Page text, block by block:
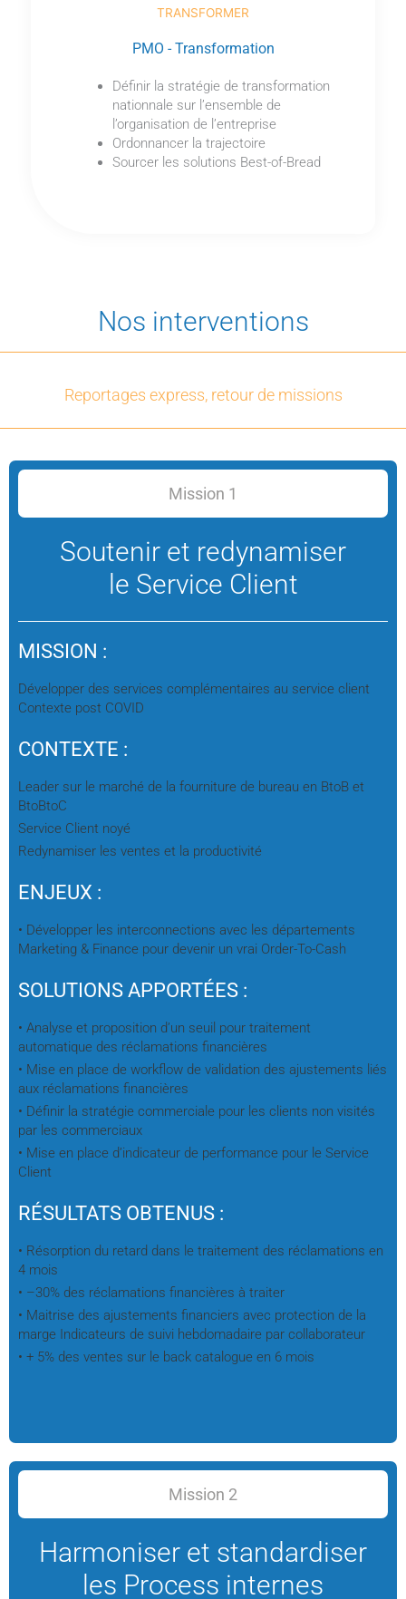
TRANSFORMER
PMO - Transformation
Définir la stratégie de transformation
nationnale sur l’ensemble de
l’organisation de l’entreprise
Ordonnancer la trajectoire
Sourcer les solutions Best-of-Bread
Nos interventions
Reportages express, retour de missions
Mission 1
Soutenir et redynamiser
le Service Client
MISSION :
Développer des services complémentaires au service client
Contexte post COVID
CONTEXTE :
Leader sur le marché de la fourniture de bureau en BtoB et
BtoBtoC
Service Client noyé
Redynamiser les ventes et la productivité
ENJEUX :
• Développer les interconnections avec les départements
Marketing & Finance pour devenir un vrai Order-To-Cash
SOLUTIONS APPORTÉES :
• Analyse et proposition d’un seuil pour traitement
automatique des réclamations financières
• Mise en place de workflow de validation des ajustements liés
aux réclamations financières
• Définir la stratégie commerciale pour les clients non visités
par les commerciaux
• Mise en place d’indicateur de performance pour le Service
Client
RÉSULTATS OBTENUS :
• Résorption du retard dans le traitement des réclamations en
4 mois
• –30% des réclamations financières à traiter
• Maitrise des ajustements financiers avec protection de la
marge Indicateurs de suivi hebdomadaire par collaborateur
• + 5% des ventes sur le back catalogue en 6 mois
Mission 2
Harmoniser et standardiser
les Process internes